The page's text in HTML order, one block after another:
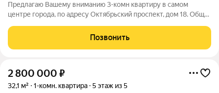
Предлагаю Вашему вниманию 3-комн квартиру в cамом
центpе гоpoда, по адресу Октябрьский проспект, дом 18. Общая
квартиры на этаже. В квартире сделан косметический ремонт,
санузел совмещен в
Позвонить
2 800 000 ₽
32,1 м² 1-комн. квартира 5 этаж из 5